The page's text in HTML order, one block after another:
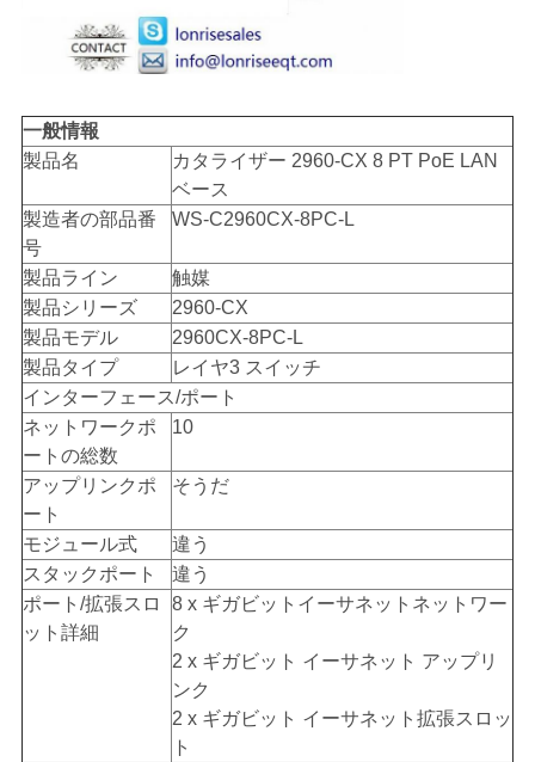
ー
ス
事
件
地
図
プ
ラ
イ
ー
一般情報
製品名
カタライザー 2960-CX 8 PT PoE LAN
ベース
製造者の部品番
号
WS-C2960CX-8PC-L
製品ライン
触媒
製品シリーズ
2960-CX
製品モデル
2960CX-8PC-L
製品タイプ
レイヤ3 スイッチ
インターフェース/ポート
ネットワークポ
ートの総数
10
アップリンクポ
ート
そうだ
モジュール式
違う
スタックポート
違う
ポート/拡張スロ
ット詳細
8 x ギガビットイーサネットネットワー
ク
2 x ギガビット イーサネット アップリ
ンク
2 x ギガビット イーサネット拡張スロッ
ト